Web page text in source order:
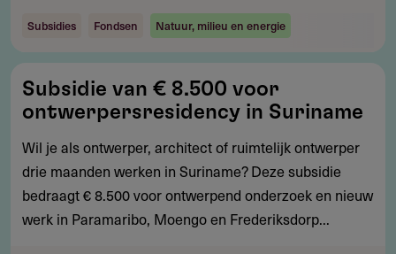
Subsidies Fondsen Natuur, milieu en energie
van
€
8.500
voor
ontwerpersresidency
in
Subsidie van € 8.500 voor
ontwerpersresidency in Suriname
Wil je als ontwerper, architect of ruimtelijk ontwerper
drie maanden werken in Suriname? Deze subsidie
bedraagt € 8.500 voor ontwerpend onderzoek en nieuw
werk in Paramaribo, Moengo en Frederiksdorp...